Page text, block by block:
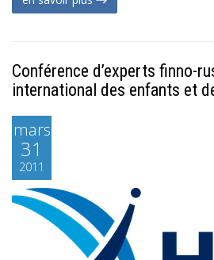
Conférence d’experts finno-
international des enfants et
mars
31
2011